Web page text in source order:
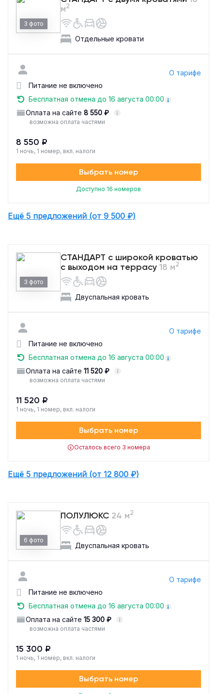
3 фото
м2
Отдельные кровати
О тарифе
Питание не включено
Бесплатная отмена до 16 августа 00:00
Оплата на сайте 8 550 ₽
возможна оплата частями
8 550 ₽
1 ночь, 1 номер, вкл. налоги
Выбрать номер
Доступно 16 номеров
Ещё 5 предложений (от 9 500 ₽)
3 фото
СТАНДАРТ с широкой кроватью
с выходом на террасу 18 м2
Двуспальная кровать
О тарифе
Питание не включено
Бесплатная отмена до 16 августа 00:00
Оплата на сайте 11 520 ₽
возможна оплата частями
11 520 ₽
1 ночь, 1 номер, вкл. налоги
Выбрать номер
Осталось всего 3 номера
Ещё 5 предложений (от 12 800 ₽)
6 фото
ПОЛУЛЮКС 24 м2
Двуспальная кровать
О тарифе
Питание не включено
Бесплатная отмена до 16 августа 00:00
Оплата на сайте 15 300 ₽
возможна оплата частями
15 300 ₽
1 ночь, 1 номер, вкл. налоги
Выбрать номер